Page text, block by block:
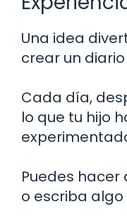
Una idea
crear un
Cada día,
lo que tu hijo
Puedes hacer
o escriba